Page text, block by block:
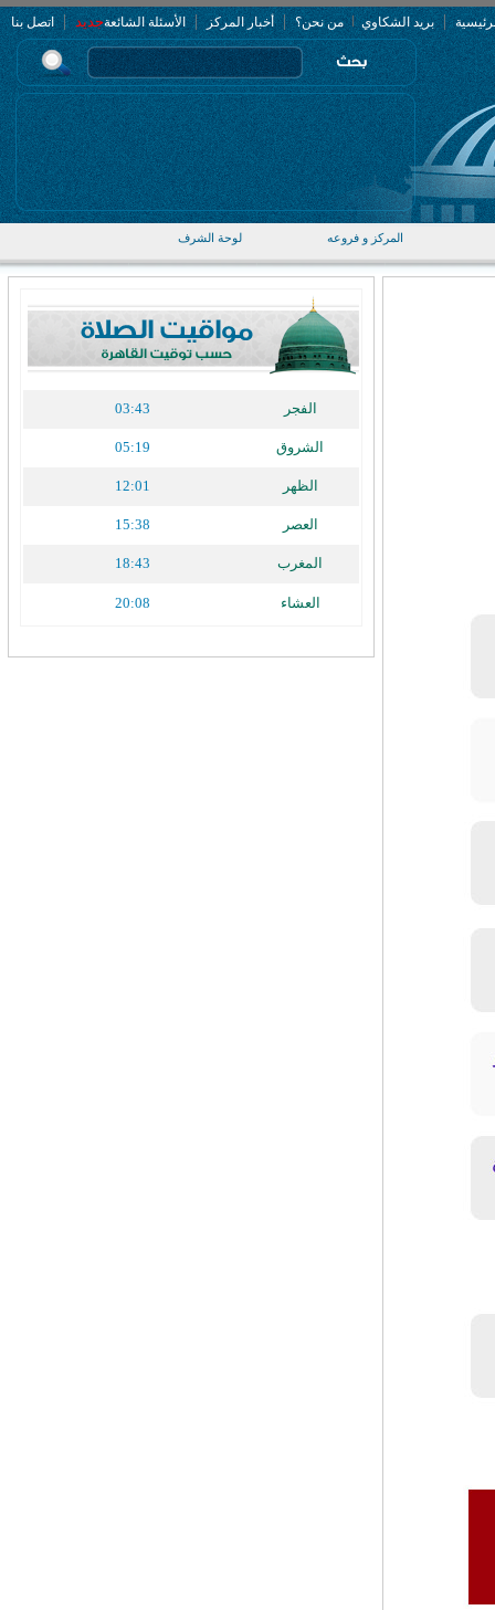
المركز و فروعه لوحة الشرف
| بريد الشكاوي من نحن؟ | أخبار المركز | الأسئلة الشائعةجديد | اتصل بنا
الفجر 03:43
الشروق 05:19
الظهر 12:01
العصر 15:38
المغرب 18:43
العشاء 20:08